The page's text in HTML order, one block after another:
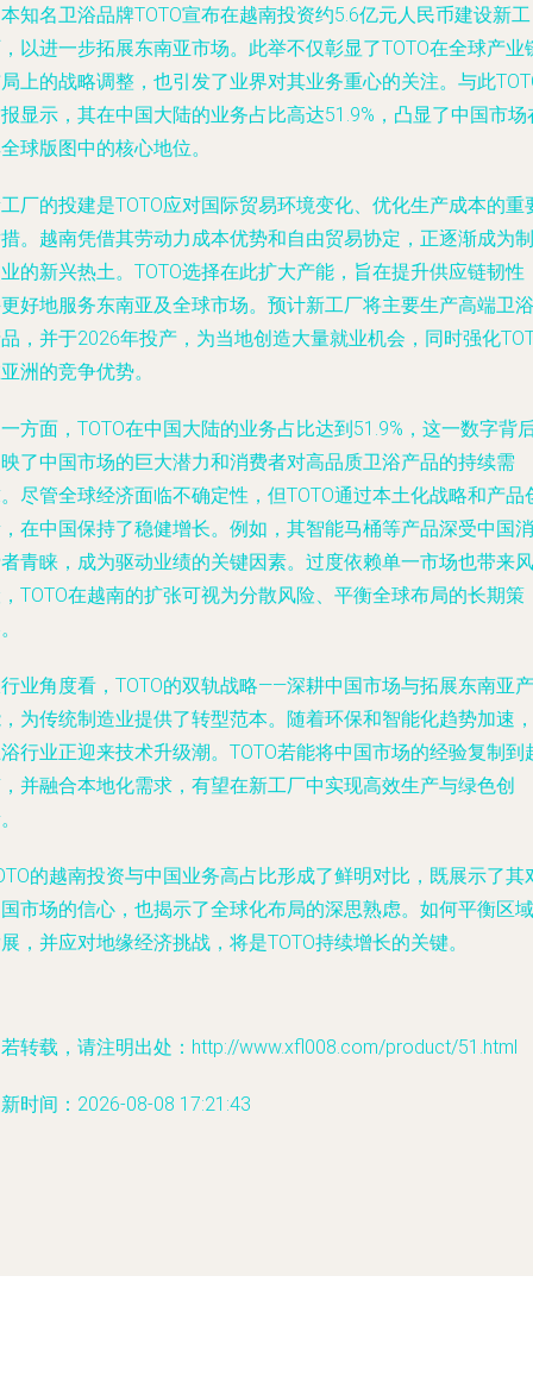
知名卫浴品牌TOTO宣布在越南投资约5.6亿元人民币建设新工
以进一步拓展东南亚市场。此举不仅彰显了TOTO在全球产业
上的战略调整，也引发了业界对其业务重心的关注。与此
显示，其在中国大陆的业务占比高达51.9%，凸显了中国市场
球版图中的核心地位。
厂的投建是TOTO应对国际贸易环境变化、优化生产成本的重
。越南凭借其劳动力成本优势和自由贸易协定，正逐渐成为制
的新兴热土。TOTO选择在此扩大产能，旨在提升供应链韧性
好地服务东南亚及全球市场。预计新工厂将主要生产高端卫浴
，并于2026年投产，为当地创造大量就业机会，同时强化
洲的竞争优势。
方面，TOTO在中国大陆的业务占比达到51.9%，这一数字背
了中国市场的巨大潜力和消费者对高品质卫浴产品的持续需
尽管全球经济面临不确定性，但TOTO通过本土化战略和产品
在中国保持了稳健增长。例如，其智能马桶等产品深受中国消
青睐，成为驱动业绩的关键因素。过度依赖单一市场也带来风
TOTO在越南的扩张可视为分散风险、平衡全球布局的长期策
业角度看，TOTO的双轨战略——深耕中国市场与拓展东南亚产
为传统制造业提供了转型范本。随着环保和智能化趋势加速，
行业正迎来技术升级潮。TOTO若能将中国市场的经验复制到
并融合本地化需求，有望在新工厂中实现高效生产与绿色创
的越南投资与中国业务高占比形成了鲜明对比，既展示了其
市场的信心，也揭示了全球化布局的深思熟虑。如何平衡区域
，并应对地缘经济挑战，将是TOTO持续增长的关键。
转载，请注明出处：http://www.xfl008.com/product/51.html
时间：2026-08-08 17:21:43